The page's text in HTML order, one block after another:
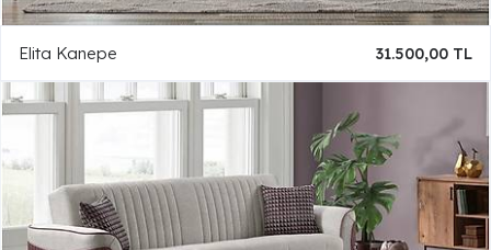
Elita Kanepe 31.500,00 TL